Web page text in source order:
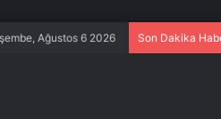
Ağustos 6 2026 Son Dakika